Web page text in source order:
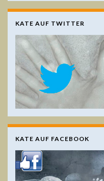
KATE AUF TWITTER
KATE AUF FACEBOOK